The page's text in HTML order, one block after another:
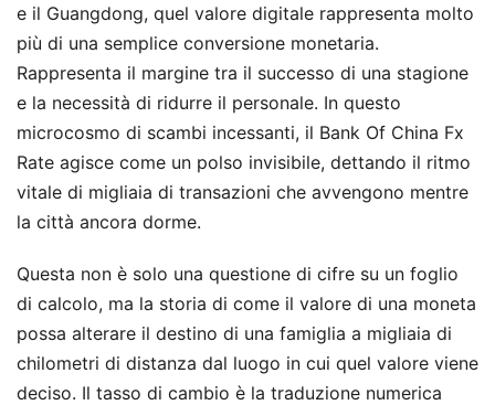
e il Guangdong, quel valore digitale rappresenta molto
più di una semplice conversione monetaria.
Rappresenta il margine tra il successo di una stagione
e la necessità di ridurre il personale. In questo
microcosmo di scambi incessanti, il Bank Of China Fx
Rate agisce come un polso invisibile, dettando il ritmo
vitale di migliaia di transazioni che avvengono mentre
la città ancora dorme.
Questa non è solo una questione di cifre su un foglio
di calcolo, ma la storia di come il valore di una moneta
possa alterare il destino di una famiglia a migliaia di
chilometri di distanza dal luogo in cui quel valore viene
deciso. Il tasso di cambio è la traduzione numerica